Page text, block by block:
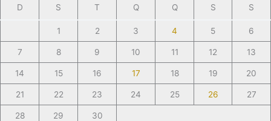
D S T Q Q S S
1 2 3 4 5 6
7 8 9 10 11 12 13
14 15 16 17 18 19 20
21 22 23 24 25 26 27
28 29 30